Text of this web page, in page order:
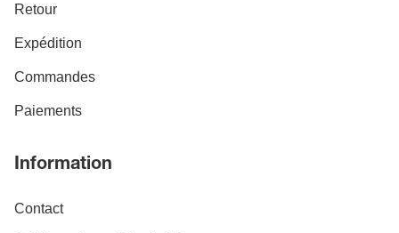
Retour
Expédition
Commandes
Paiements
Information
Contact